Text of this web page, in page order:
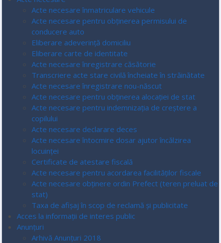
Acte necesare înmatriculare vehicule
Acte necesare pentru obținerea permisului de
conducere auto
Eliberare adeverință domiciliu
Eliberare carte de identitate
Acte necesare înregistrare căsătorie
Transcriere acte stare civilă încheiate în străinătate
Acte necesare înregistrare nou-născut
Acte necesare pentru obținerea alocației de stat
Acte necesare pentru indemnizația de creștere a
copilului
Acte necesare declarare deces
Acte necesare întocmire dosar ajutor încălzirea
locuinței
Certificate de atestare fiscală
Acte necesare pentru acordarea facilităților fiscale
Acte necesare obținere ordin Prefect (teren preluat de
stat)
Taxa de afișaj în scop de reclamă și publicitate
Acces la informaţii de interes public
Anunțuri
Arhivă Anunțuri 2018